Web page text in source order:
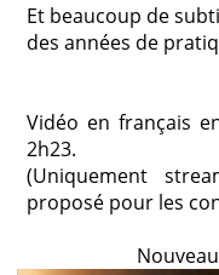
Et beaucoup de
des années de
Vidéo en français
2h23.
(Uniquement
proposé pour les